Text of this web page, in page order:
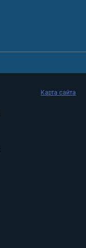
Карта сайта